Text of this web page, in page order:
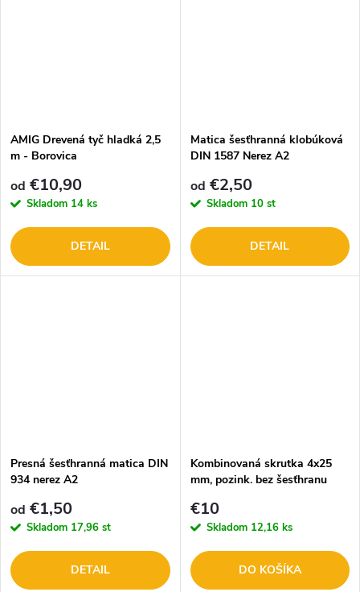
AMIG Drevená tyč hladká 2,5
m - Borovica
od €10,90
Skladom 14 ks
DETAIL
Matica šesťhranná klobúková
DIN 1587 Nerez A2
od €2,50
Skladom 10 st
DETAIL
Presná šesťhranná matica DIN
934 nerez A2
od €1,50
Skladom 17,96 st
DETAIL
Kombinovaná skrutka 4x25
mm, pozink. bez šesťhranu
€10
Skladom 12,16 ks
DO KOŠÍKA